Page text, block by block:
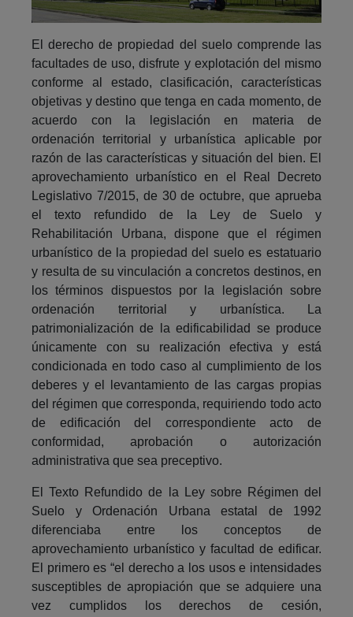
El derecho de propiedad del suelo comprende las
facultades de uso, disfrute y explotación del mismo
conforme al estado, clasificación, características
objetivas y destino que tenga en cada momento, de
acuerdo con la legislación en materia de
ordenación territorial y urbanística aplicable por
razón de las características y situación del bien. El
aprovechamiento urbanístico en el Real Decreto
Legislativo 7/2015, de 30 de octubre, que aprueba
el texto refundido de la Ley de Suelo y
Rehabilitación Urbana, dispone que el régimen
urbanístico de la propiedad del suelo es estatuario
y resulta de su vinculación a concretos destinos, en
los términos dispuestos por la legislación sobre
ordenación territorial y urbanística. La
patrimonialización de la edificabilidad se produce
únicamente con su realización efectiva y está
condicionada en todo caso al cumplimiento de los
deberes y el levantamiento de las cargas propias
del régimen que corresponda, requiriendo todo acto
de edificación del correspondiente acto de
conformidad, aprobación o autorización
administrativa que sea preceptivo.
El Texto Refundido de la Ley sobre Régimen del
Suelo y Ordenación Urbana estatal de 1992
diferenciaba entre los conceptos de
aprovechamiento urbanístico y facultad de edificar.
El primero es “el derecho a los usos e intensidades
susceptibles de apropiación que se adquiere una
vez cumplidos los derechos de cesión,